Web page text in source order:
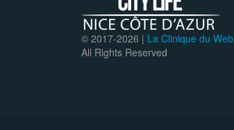
© 2017-2026 | La Clinique du Web
All Rights Reserved